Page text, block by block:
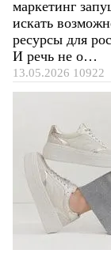
маркетинг
искать
ресурсы для
И речь не о…
13.05.2026 10922